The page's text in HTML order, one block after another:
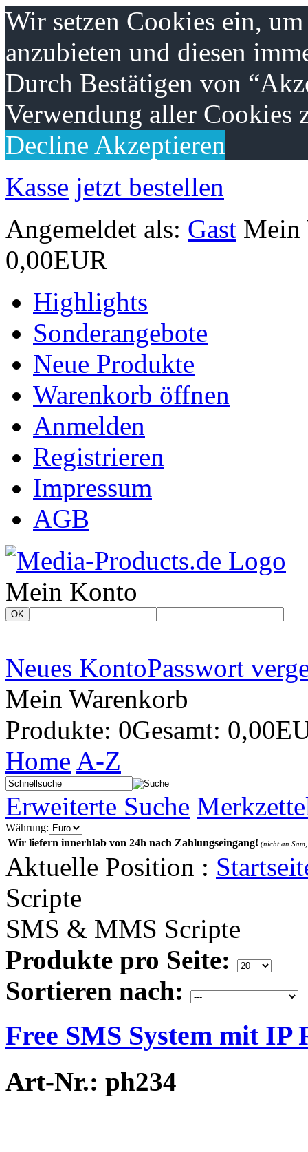
Wir setzen Cookies ein,
anzubieten und diesen
Durch Bestätigen von
Verwendung aller Cookies
Decline Akzeptieren
Kasse jetzt bestellen
Angemeldet als: Gast Mein
0,00EUR
Highlights
Sonderangebote
Neue Produkte
Warenkorb öffnen
Anmelden
Registrieren
Impressum
AGB
Mein Konto
OK
Neues KontoPasswort
Mein Warenkorb
Produkte: 0Gesamt:
Home A-Z
Erweiterte Suche
Währung:
Wir liefern innerhlab von 24h nach Zahlungseingang! (nicht an
Aktuelle Position :
Scripte
SMS & MMS Scripte
Produkte pro Seite:
Sortieren nach:
Free SMS System mit IP
Art-Nr.: ph234